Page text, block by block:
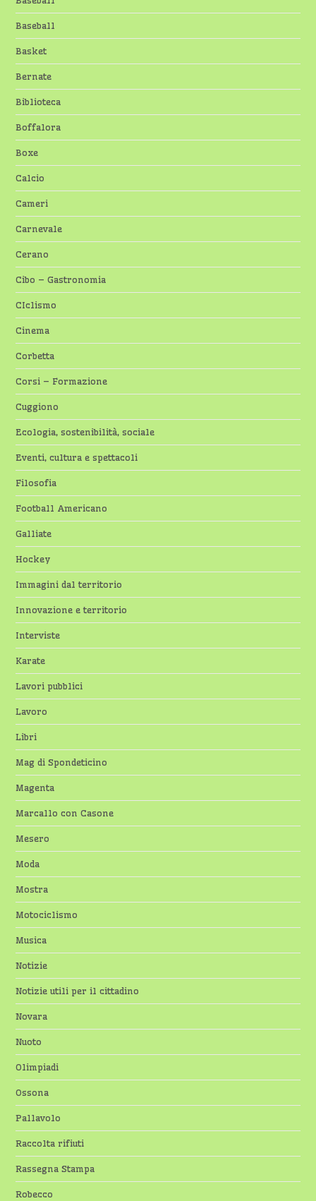
Baseball
Basket
Bernate
Biblioteca
Boffalora
Boxe
Calcio
Cameri
Carnevale
Cerano
Cibo – Gastronomia
CIclismo
Cinema
Corbetta
Corsi – Formazione
Cuggiono
Ecologia, sostenibilità, sociale
Eventi, cultura e spettacoli
Filosofia
Football Americano
Galliate
Hockey
Immagini dal territorio
Innovazione e territorio
Interviste
Karate
Lavori pubblici
Lavoro
Libri
Mag di Spondeticino
Magenta
Marcallo con Casone
Mesero
Moda
Mostra
Motociclismo
Musica
Notizie
Notizie utili per il cittadino
Novara
Nuoto
Olimpiadi
Ossona
Pallavolo
Raccolta rifiuti
Rassegna Stampa
Robecco